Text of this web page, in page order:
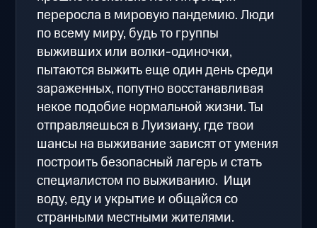
переросла в мировую пандемию. Люди
по всему миру, будь то группы
выживших или волки-одиночки,
пытаются выжить еще один день среди
зараженных, попутно восстанавливая
некое подобие нормальной жизни. Ты
отправляешься в Луизиану, где твои
шансы на выживание зависят от умения
построить безопасный лагерь и стать
специалистом по выживанию. Ищи
воду, еду и укрытие и общайся со
странными местными жителями.